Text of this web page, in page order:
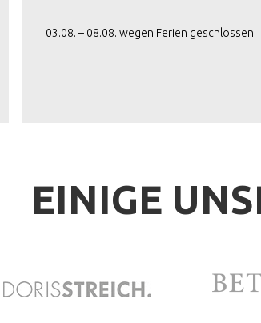
03.08. – 08.08. wegen Ferien geschlossen
EINIGE